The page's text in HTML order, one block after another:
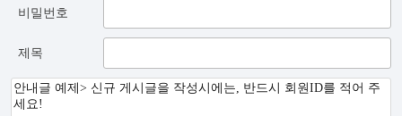
비밀번호
제목